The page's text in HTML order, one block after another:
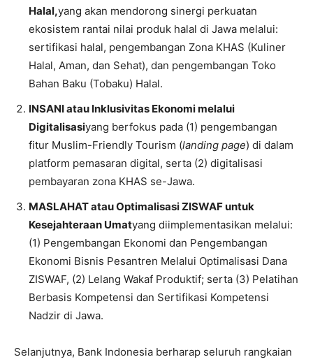
Halal,yang akan mendorong sinergi perkuatan
ekosistem rantai nilai produk halal di Jawa melalui:
sertifikasi halal, pengembangan Zona KHAS (Kuliner
Halal, Aman, dan Sehat), dan pengembangan Toko
Bahan Baku (Tobaku) Halal.
INSANI atau Inklusivitas Ekonomi melalui
Digitalisasiyang berfokus pada (1) pengembangan
fitur Muslim-Friendly Tourism (landing page) di dalam
platform pemasaran digital, serta (2) digitalisasi
pembayaran zona KHAS se-Jawa.
MASLAHAT atau Optimalisasi ZISWAF untuk
Kesejahteraan Umatyang diimplementasikan melalui:
(1) Pengembangan Ekonomi dan Pengembangan
Ekonomi Bisnis Pesantren Melalui Optimalisasi Dana
ZISWAF, (2) Lelang Wakaf Produktif; serta (3) Pelatihan
Berbasis Kompetensi dan Sertifikasi Kompetensi
Nadzir di Jawa.
Selanjutnya, Bank Indonesia berharap seluruh rangkaian